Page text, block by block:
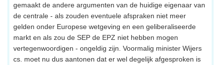
gemaakt de andere argumenten van de huidige eigenaar van
de centrale - als zouden eventuele afspraken niet meer
gelden onder Europese wetgeving en een geliberaliseerde
markt en als zou de SEP de EPZ niet hebben mogen
vertegenwoordigen - ongeldig zijn. Voormalig minister Wijers
cs. moet nu dus aantonen dat er wel degelijk afgesproken is